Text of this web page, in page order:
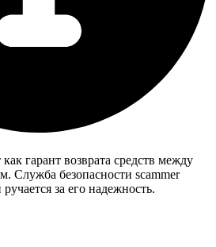
гарант возврата средств между
Служба безопасности scammer
за его надежность.